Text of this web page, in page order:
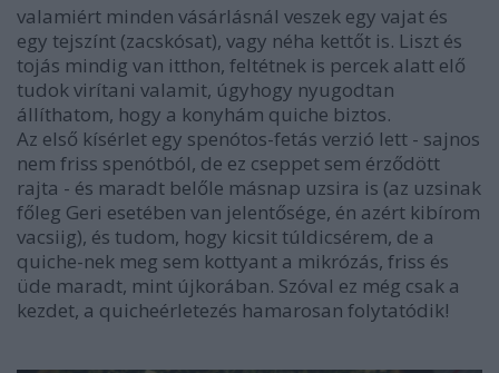
valamiért minden vásárlásnál veszek egy vajat és
egy tejszínt (zacskósat), vagy néha kettőt is. Liszt és
tojás mindig van itthon, feltétnek is percek alatt elő
tudok virítani valamit, úgyhogy nyugodtan
állíthatom, hogy a konyhám quiche biztos.
Az első kísérlet egy spenótos-fetás verzió lett - sajnos
nem friss spenótból, de ez cseppet sem érződött
rajta - és maradt belőle másnap uzsira is (az uzsinak
főleg Geri esetében van jelentősége, én azért kibírom
vacsiig), és tudom, hogy kicsit túldicsérem, de a
quiche-nek meg sem kottyant a mikrózás, friss és
üde maradt, mint újkorában. Szóval ez még csak a
kezdet, a quicheérletezés hamarosan folytatódik!